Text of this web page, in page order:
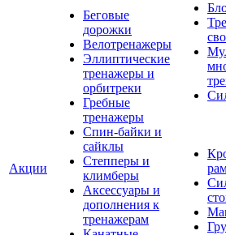
Акции
Беговые
дорожки
Велотренажеры
Эллиптические
тренажеры и
орбитреки
Гребные
тренажеры
Спин-байки и
сайклы
Степперы и
климберы
Аксессуары и
дополнения к
тренажерам